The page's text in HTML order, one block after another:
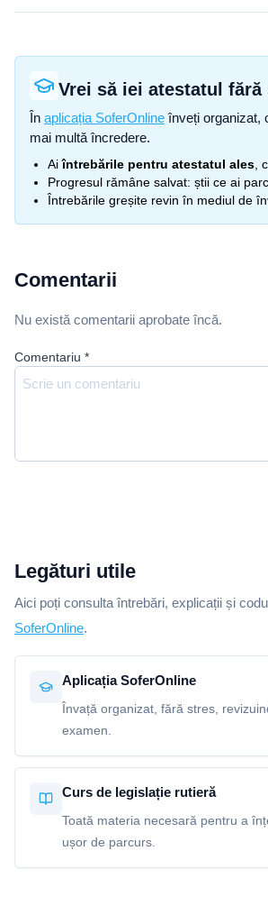
Vrei să iei atestatul fără
În aplicația SoferOnline înveți organizat,
mai multă încredere.
Aiîntrebările pentru atestatul ales ,
Progresul rămâne salvat: știi ce ai
Întrebările greșite revin în mediul de
Comentarii
Nu există comentarii aprobate încă.
Comentariu *
Legături utile
Aici poți consulta întrebări, explicații și
SoferOnline.
Aplicația SoferOnline
Învață organizat, fără stres,
examen.
Curs de legislație rutieră
Toată materia necesară pentru a
ușor de parcurs.